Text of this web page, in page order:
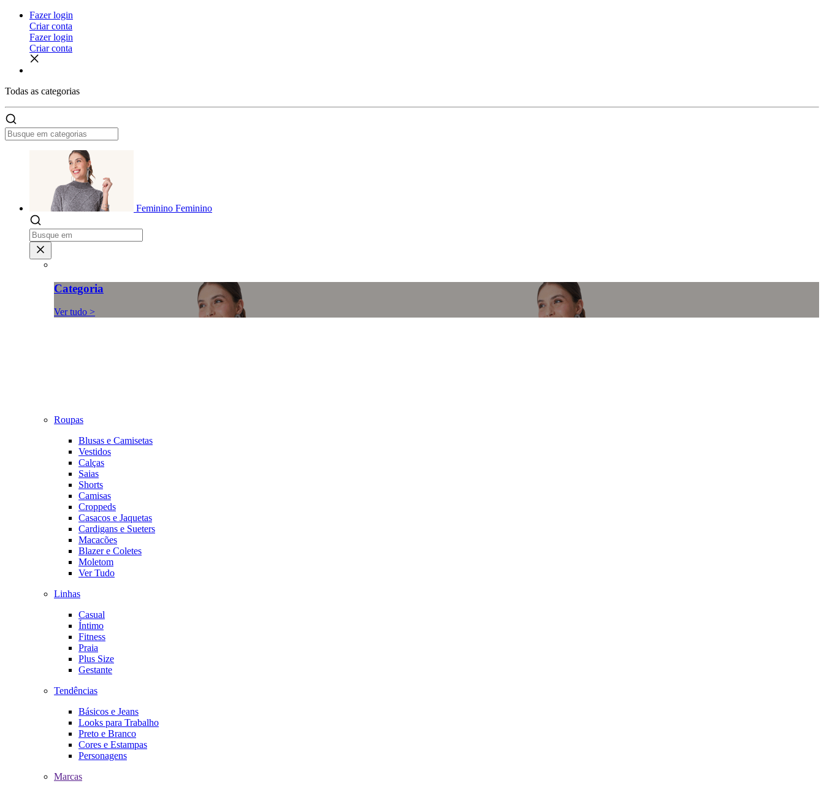
Fazer login
Criar conta
Fazer login
Criar conta
Todas as categorias
Feminino Feminino
Categoria
Ver tudo >
Roupas
Blusas e Camisetas
Vestidos
Calças
Saias
Shorts
Camisas
Croppeds
Casacos e Jaquetas
Cardigans e Sueters
Macacões
Blazer e Coletes
Moletom
Ver Tudo
Linhas
Casual
Íntimo
Fitness
Praia
Plus Size
Gestante
Tendências
Básicos e Jeans
Looks para Trabalho
Preto e Branco
Cores e Estampas
Personagens
Marcas